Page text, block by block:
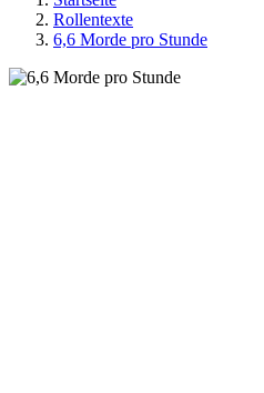
Rollentexte
6,6 Morde pro Stunde